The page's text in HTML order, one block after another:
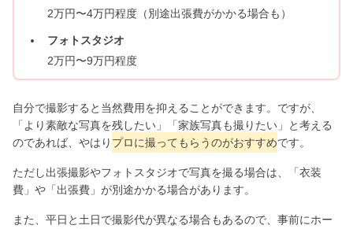
2万円〜4万円程度（別途出張費がかかる場合も）
フォトスタジオ
2万円〜9万円程度
自分で撮影すると当然費用を抑えることができます。ですが、
「より素敵な写真を残したい」「家族写真も撮りたい」と考える
のであれば、やはり プロに撮ってもらうのがおすすめです。
ただし出張撮影やフォトスタジオで写真を撮る場合は、「衣装
費」や「出張費」が別途かかる場合があります。
また、平日と土日で撮影代が異なる場合もあるので、事前にホー